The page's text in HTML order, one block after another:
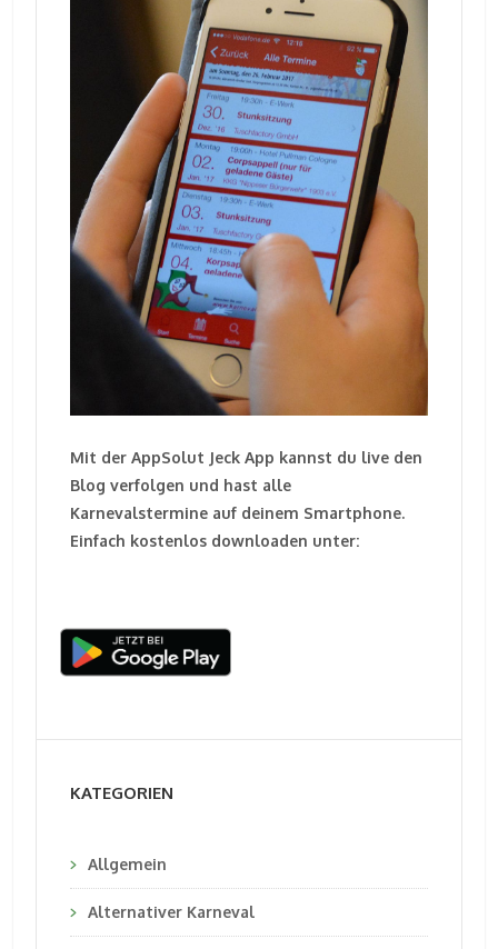
Mit der AppSolut Jeck App kannst du live den
Blog verfolgen und hast alle
Karnevalstermine auf deinem Smartphone.
Einfach kostenlos downloaden unter:
KATEGORIEN
Allgemein
Alternativer Karneval